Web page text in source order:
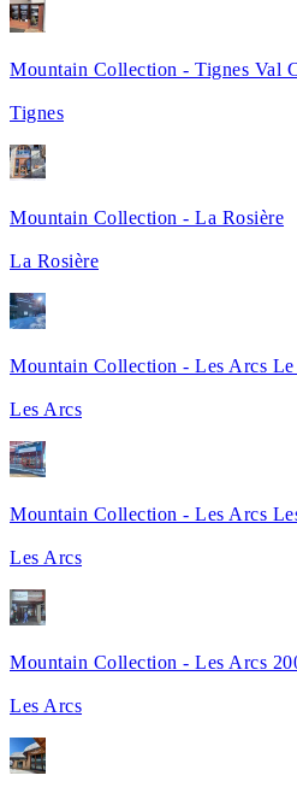
Mountain Collection - Tignes Val
Tignes
Mountain Collection - La Rosière
La Rosière
Mountain Collection - Les Arcs Le
Les Arcs
Mountain Collection - Les Arcs
Les Arcs
Mountain Collection - Les Arcs
Les Arcs